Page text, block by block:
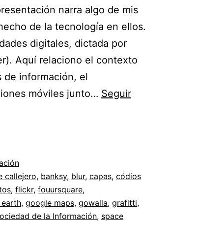
narra algo de mis
de la tecnología en ellos.
digitales, dictada por
Aquí relaciono el contexto
de información, el
móviles junto… Seguir
callejero, banksy, blur, capas, códios
, flickr, fouursquare,
, google maps, gowalla, grafitti,
de la Información, space